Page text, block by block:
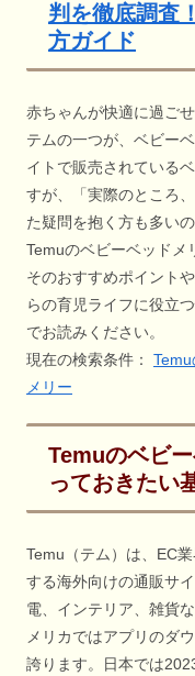
判を徹底調査
方ガイド
赤ちゃんが快適に過ご
テムの一つが、ベビー
イトで販売されている
すが、「実際のところ
た疑問を抱く方も多い
Temuのベビーベッドメ
そのおすすめポイント
らの育児ライフに役立
でお読みください。
現在の検索条件： Temu
メリー
Temuのベビ
っておきたい
Temu（テム）は、EC
する海外向けの通販サ
電、インテリア、雑貨
メリカではアプリのダ
誇ります。日本では